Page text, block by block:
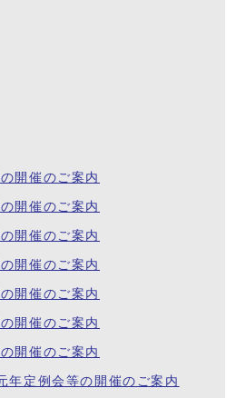
開催のご案内
開催のご案内
開催のご案内
開催のご案内
開催のご案内
開催のご案内
開催のご案内
年定例会等の開催のご案内